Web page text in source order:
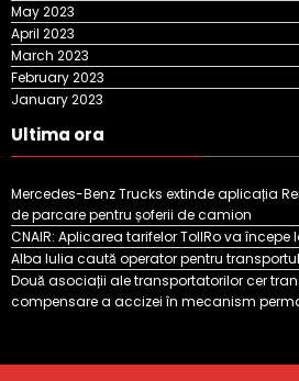
May 2023
April 2023
March 2023
February 2023
January 2023
Ultima ora
Mercedes-Benz Trucks extinde aplicația
de parcare pentru șoferii de camion
CNAIR: Aplicarea tarifelor TollRo va începe
Alba Iulia caută operator pentru
Două asociații ale transportatorilor cer
compensare a accizei în mecanism